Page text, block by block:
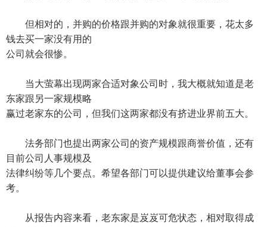
但相对的，并购的价格跟并购的对象就很重要，花太多
钱去买一家没有用的
公司就会很惨。
当大萤幕出现两家合适对象公司时，我大概就知道是老
东家跟另一家规模略
赢过老家东的公司，但我们这两家都没有挤进业界前五大。
法务部门也提出两家公司的资产规模跟商誉价值，还有
目前公司人事规模及
法律纠纷等几个要点。希望各部门可以提供建议给董事会参
考。
从报告内容来看，老东家是岌岌可危状态，相对取得成